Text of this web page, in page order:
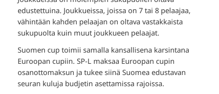
edustettuina. Joukkueissa, joissa on 7 tai 8 pelaajaa,
vähintään kahden pelaajan on oltava vastakkaista
sukupuolta kuin muut joukkueen pelaajat.
Suomen cup toimii samalla kansallisena karsintana
Euroopan cupiin. SP-L maksaa Euroopan cupin
osanottomaksun ja tukee siinä Suomea edustavan
seuran kuluja budjetin asettamissa rajoissa.